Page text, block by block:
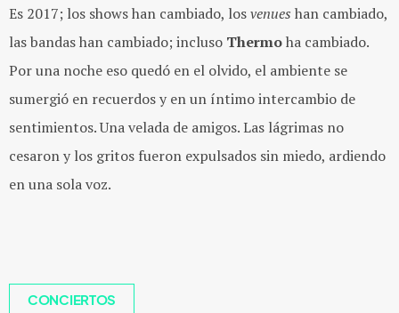
Es 2017; los shows han cambiado, losvenues han cambiado,
las bandas han cambiado; incluso Thermoha cambiado.
Por una noche eso quedó en el olvido, el ambiente se
sumergió en recuerdos y en un íntimo intercambio de
sentimientos. Una velada de amigos. Las lágrimas no
cesaron y los gritos fueron expulsados sin miedo, ardiendo
en una sola voz.
CONCIERTOS